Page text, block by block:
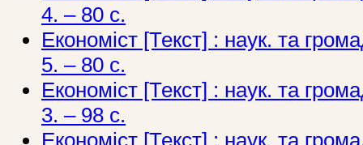
4. – 80 с.
Економіст [Текст] : наук. та
5. – 80 с.
Економіст [Текст] : наук. та
3. – 98 с.
Економіст [Текст] : наук. та